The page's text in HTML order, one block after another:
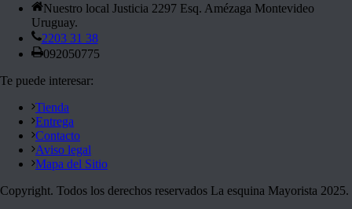
Nuestro local Justicia 2297 Esq. Amézaga Montevideo
Uruguay.
2203 31 38
092050775
Te puede interesar:
Tienda
Entrega
Contacto
Aviso legal
Mapa del Sitio
Copyright. Todos los derechos reservados La esquina Mayorista 2025.